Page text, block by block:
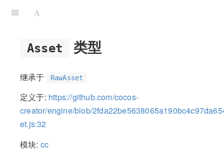
Asset 类型
继承于 RawAsset
定义于: https://github.com/cocos-
creator/engine/blob/
et.js:32
模块: cc